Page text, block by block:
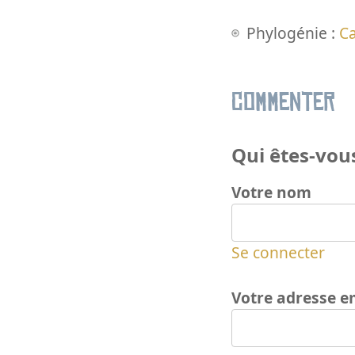
Phylogénie :
Commenter
Qui êtes-
Votre nom
Se connecter
Votre adresse